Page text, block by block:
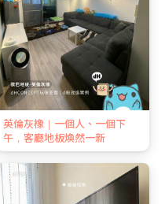
英倫灰橡｜一個人、一個下
午，客廳地板煥然一新